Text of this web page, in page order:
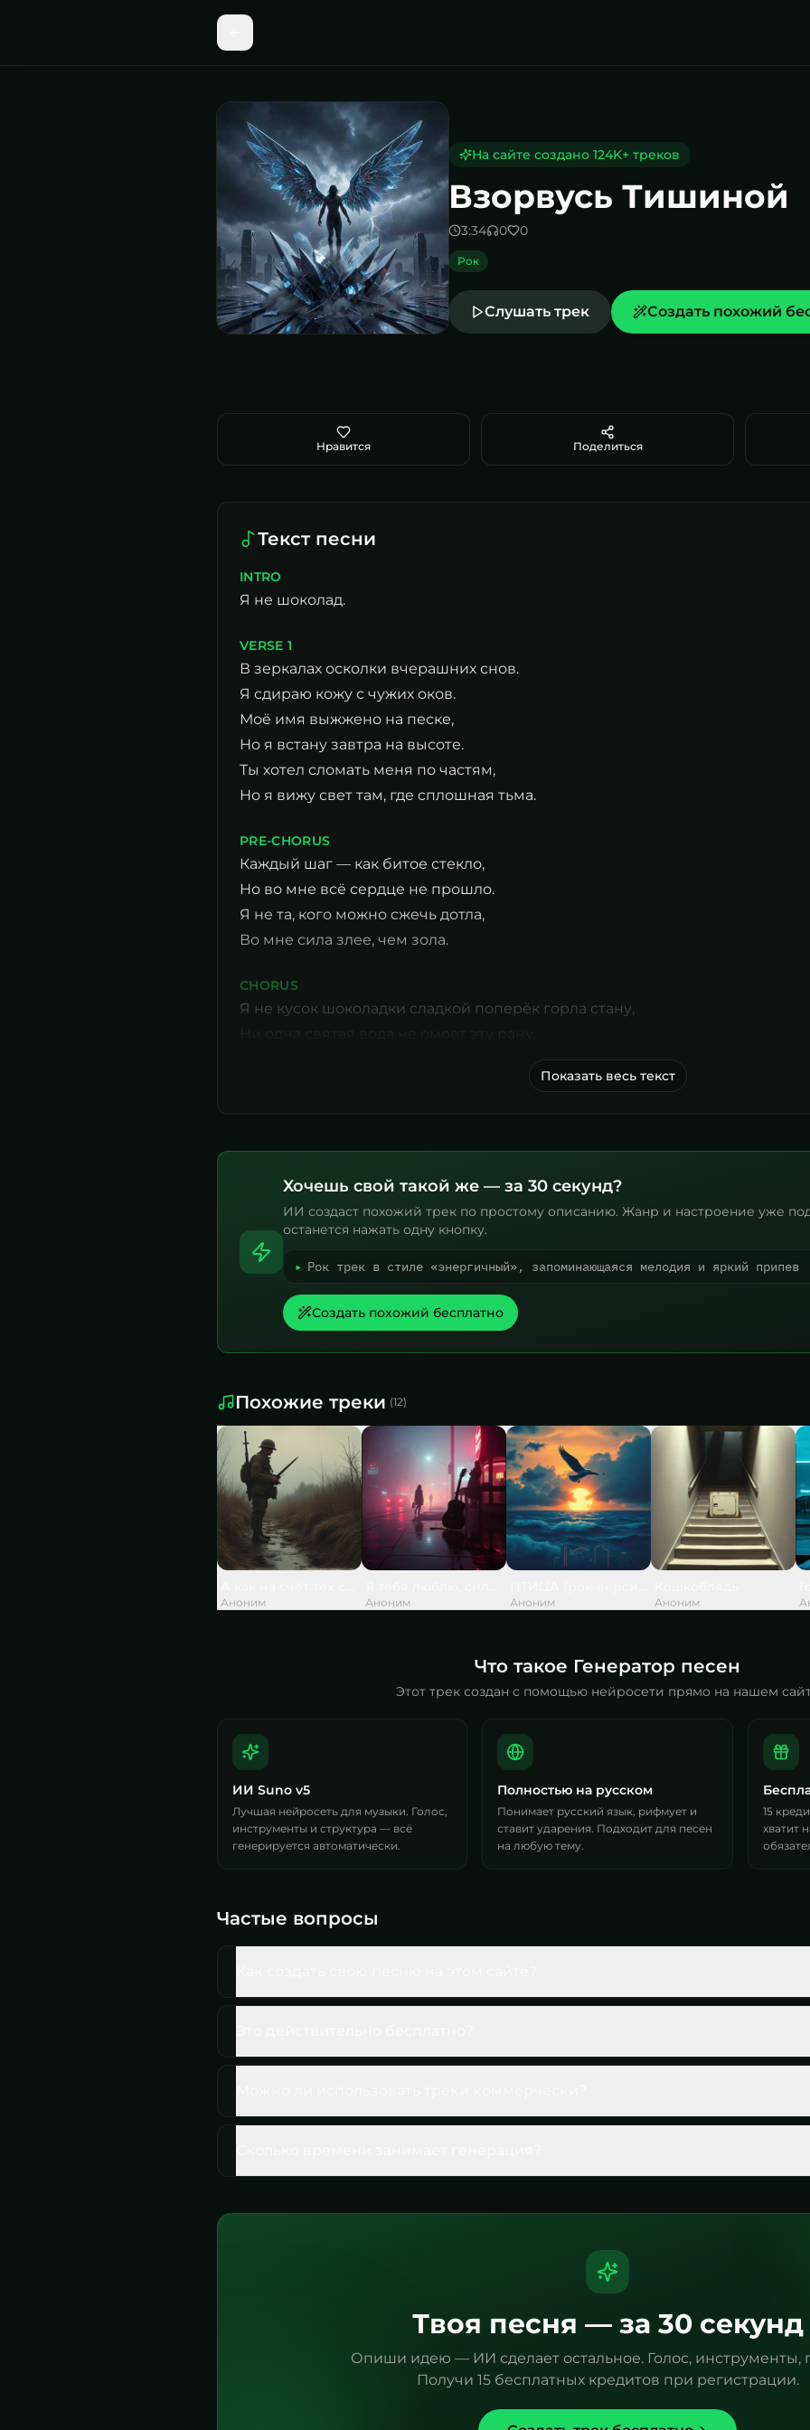
Песня Взорвусь Тишиной
На сайте создано 124K+ треков
Взорвусь Тишиной
3:34 0 0
Рок
Слушать трек Создать похожий
Нравится Поделиться
Текст песни
INTRO
Я не шоколад.
VERSE 1
В зеркалах осколки вчерашних снов.
Я сдираю кожу с чужих оков.
Моё имя выжжено на песке,
Но я встану завтра на высоте.
Ты хотел сломать меня по частям,
Но я вижу свет там, где сплошная тьма.
PRE-CHORUS
Каждый шаг — как битое стекло,
Но во мне всё сердце не прошло.
Я не та, кого можно сжечь дотла,
Во мне сила злее, чем зола.
CHORUS
Я не кусок шоколадки сладкой поперёк горла стану,
Показать весь текст
Хочешь свой такой же — за 30 секунд?
ИИ создаст похожий трек по простому описанию. Жанр и настроение уже
останется нажать одну кнопку.
▸ Рок трек в стиле «энергичный», запоминающаяся мелодия и яркий припев
Создать похожий бесплатно
Похожие треки (12)
Аноним Аноним Аноним Аноним
Что такое Генератор песен
Этот трек создан с помощью нейросети прямо на нашем
ИИ Suno v5
Лучшая нейросеть для музыки. Голос,
инструменты и структура — всё
генерируется автоматически.
Полностью на русском
Понимает русский язык, рифмует и
ставит ударения. Подходит для песен
на любую тему.
15
хватит
Частые вопросы
Твоя песня — за 30 секунд
Опиши идею — ИИ сделает остальное. Голос, инструменты,
Получи 15 бесплатных кредитов при регистрации.